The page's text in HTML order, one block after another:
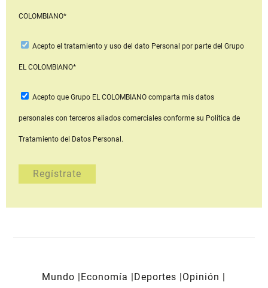
COLOMBIANO*
Acepto el tratamiento y uso del dato Personal por parte del Grupo
EL COLOMBIANO*
Acepto que Grupo EL COLOMBIANOcomparta mis datos
personales con terceros aliados comerciales conforme su Política de
Tratamiento del Datos Personal.
Mundo Economía Deportes
Opinión